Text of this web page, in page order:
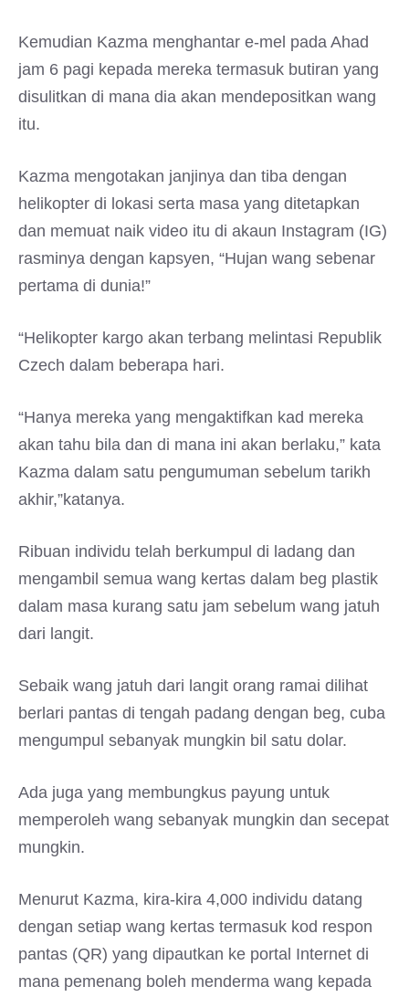
Kemudian Kazma menghantar e-mel pada Ahad
jam 6 pagi kepada mereka termasuk butiran yang
disulitkan di mana dia akan mendepositkan wang
itu.
Kazma mengotakan janjinya dan tiba dengan
helikopter di lokasi serta masa yang ditetapkan
dan memuat naik video itu di akaun Instagram (IG)
rasminya dengan kapsyen, “Hujan wang sebenar
pertama di dunia!”
“Helikopter kargo akan terbang melintasi Republik
Czech dalam beberapa hari.
“Hanya mereka yang mengaktifkan kad mereka
akan tahu bila dan di mana ini akan berlaku,” kata
Kazma dalam satu pengumuman sebelum tarikh
akhir,”katanya.
Ribuan individu telah berkumpul di ladang dan
mengambil semua wang kertas dalam beg plastik
dalam masa kurang satu jam sebelum wang jatuh
dari langit.
Sebaik wang jatuh dari langit orang ramai dilihat
berlari pantas di tengah padang dengan beg, cuba
mengumpul sebanyak mungkin bil satu dolar.
Ada juga yang membungkus payung untuk
memperoleh wang sebanyak mungkin dan secepat
mungkin.
Menurut Kazma, kira-kira 4,000 individu datang
dengan setiap wang kertas termasuk kod respon
pantas (QR) yang dipautkan ke portal Internet di
mana pemenang boleh menderma wang kepada